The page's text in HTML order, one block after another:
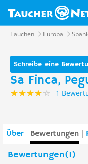
Tauchen Europa
Schreibe eine
Sa Finca,
1
Über Bewertungen
Bewertungen(1)